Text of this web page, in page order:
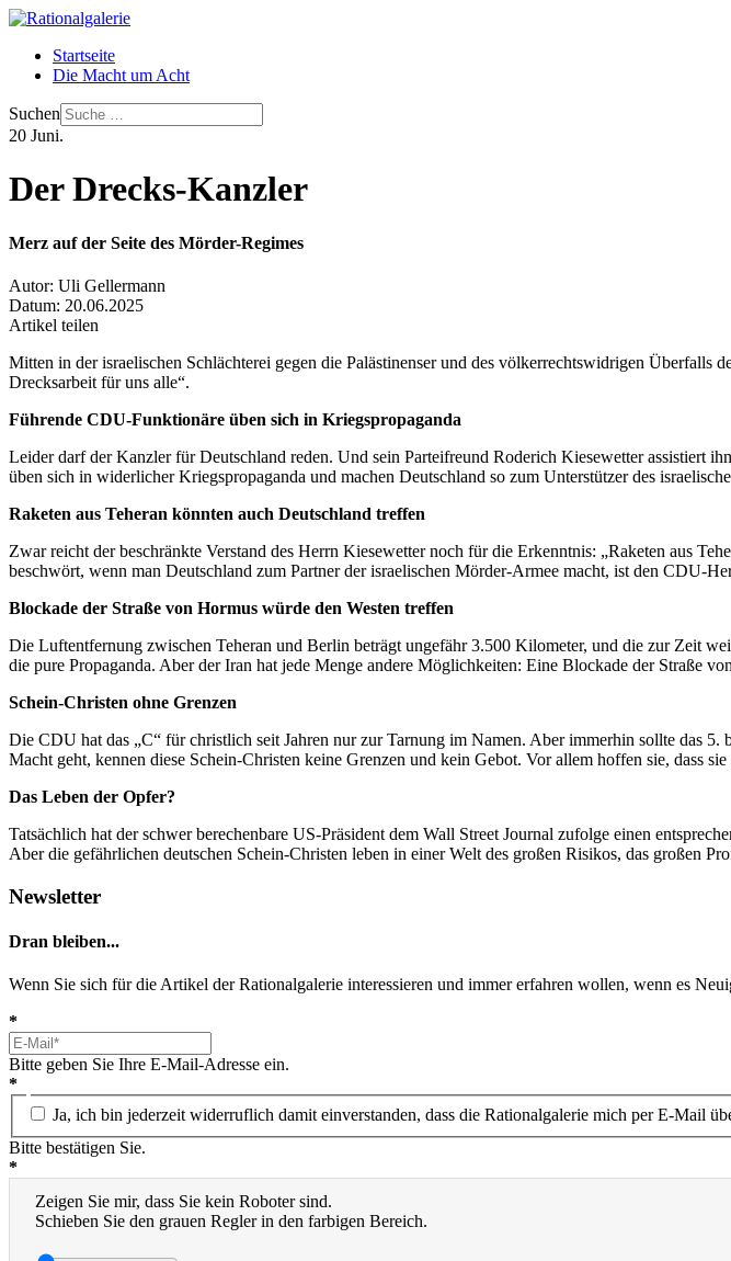
Startseite
Die Macht um Acht
Suchen
20 Juni.
Der Drecks-Kanzler
Merz auf der Seite des Mörder-Regimes
Autor: Uli Gellermann
Datum: 20.06.2025
Artikel teilen
Mitten in der israelischen Schlächterei gegen die Palästinenser und des völkerrechtswidrigen Überfalls
Drecksarbeit für uns alle“.
Führende CDU-Funktionäre üben sich in Kriegspropaganda
Leider darf der Kanzler für Deutschland reden. Und sein Parteifreund Roderich Kiesewetter
üben sich in widerlicher Kriegspropaganda und machen Deutschland so zum Unterstützer des
Raketen aus Teheran könnten auch Deutschland treffen
Zwar reicht der beschränkte Verstand des Herrn Kiesewetter noch für die Erkenntnis: „Raketen aus
beschwört, wenn man Deutschland zum Partner der israelischen Mörder-Armee macht, ist den CDU-
Blockade der Straße von Hormus würde den Westen treffen
Die Luftentfernung zwischen Teheran und Berlin beträgt ungefähr 3.500 Kilometer, und die zur Zeit
die pure Propaganda. Aber der Iran hat jede Menge andere Möglichkeiten: Eine Blockade der Straße
Schein-Christen ohne Grenzen
Die CDU hat das „C“ für christlich seit Jahren nur zur Tarnung im Namen. Aber immerhin sollte das
Macht geht, kennen diese Schein-Christen keine Grenzen und kein Gebot. Vor allem hoffen sie, dass
Das Leben der Opfer?
Tatsächlich hat der schwer berechenbare US-Präsident dem Wall Street Journal zufolge einen
Aber die gefährlichen deutschen Schein-Christen leben in einer Welt des großen Risikos, das großen
Newsletter
Dran bleiben...
Wenn Sie sich für die Artikel der Rationalgalerie interessieren und immer erfahren wollen, wenn es
*
Bitte geben Sie Ihre E-Mail-Adresse ein.
*
Ja, ich bin jederzeit widerruflich damit einverstanden, dass die Rationalgalerie mich per E-Mail
Bitte bestätigen Sie.
*
Zeigen Sie mir, dass Sie kein Roboter sind.
Schieben Sie den grauen Regler in den farbigen Bereich.